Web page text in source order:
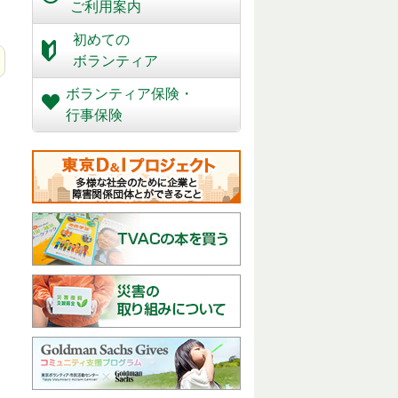
ご利用案内
初めての
ボランティア
ボランティア保険・
行事保険